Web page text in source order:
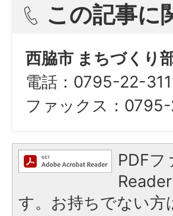
この記事に
西脇市 まちづくり
電話：0795-22-
ファックス：
PDFフ
す。お持ちでない